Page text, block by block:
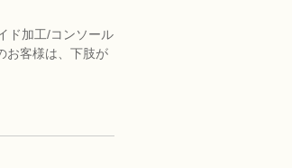
ド加工/コンソール
客様は、下肢が